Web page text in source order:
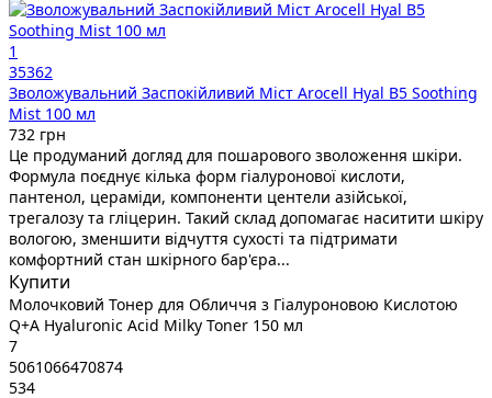
1
35362
Зволожувальний Заспокійливий Міст Arocell Hyal B5 Soothing
Mist 100 мл
732 грн
Це продуманий догляд для пошарового зволоження шкіри.
Формула поєднує кілька форм гіалуронової кислоти,
пантенол, цераміди, компоненти центели азійської,
трегалозу та гліцерин. Такий склад допомагає наситити шкіру
вологою, зменшити відчуття сухості та підтримати
комфортний стан шкірного бар'єра...
Купити
Молочковий Тонер для Обличчя з Гіалуроновою Кислотою
Q+A Hyaluronic Acid Milky Toner 150 мл
7
5061066470874
534